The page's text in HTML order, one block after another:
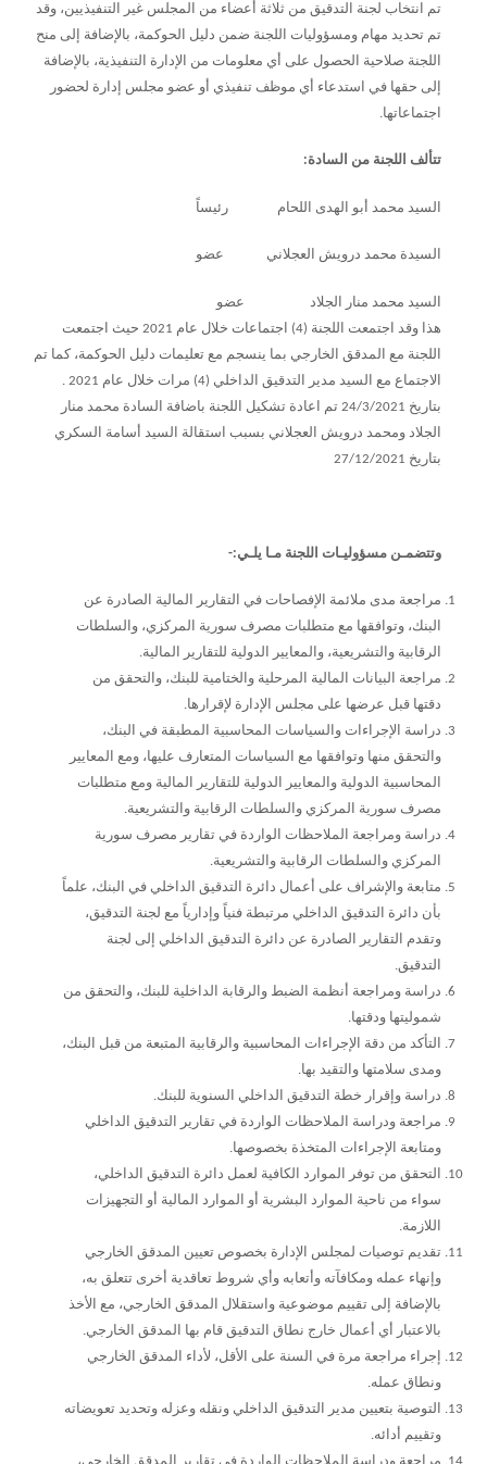
تم انتخاب لجنة التدقيق من ثلاثة أعضاء من المجلس غير التنفيذيين، وقد
تم تحديد مهام ومسؤوليات اللجنة ضمن دليل الحوكمة، بالإضافة إلى منح
اللجنة صلاحية الحصول على أي معلومات من الإدارة التنفيذية، بالإضافة
إلى حقها في استدعاء أي موظف تنفيذي أو عضو مجلس إدارة لحضور
اجتماعاتها.
تتألف اللجنة من السادة:
السيد محمد أبو الهدى اللحام رئيساً
السيدة محمد درويش العجلاني عضو
السيد محمد منار الجلاد عضو
هذا وقد اجتمعت اللجنة (4) اجتماعات خلال عام 2021 حيث اجتمعت
اللجنة مع المدقق الخارجي بما ينسجم مع تعليمات دليل الحوكمة، كما تم
الاجتماع مع السيد مدير التدقيق الداخلي (4) مرات خلال عام 2021 .
بتاريخ 24/3/2021 تم اعادة تشكيل اللجنة باضافة السادة محمد منار
الجلاد ومحمد درويش العجلاني بسبب استقالة السيد أسامة السكري
بتاريخ 27/12/2021
وتتضمـن مسؤوليـات اللجنة مـا يلـي:-
مراجعة مدى ملائمة الإفصاحات في التقارير المالية الصادرة عن
البنك، وتوافقها مع متطلبات مصرف سورية المركزي، والسلطات
الرقابية والتشريعية، والمعايير الدولية للتقارير المالية.
مراجعة البيانات المالية المرحلية والختامية للبنك، والتحقق من
دقتها قبل عرضها على مجلس الإدارة لإقرارها.
دراسة الإجراءات والسياسات المحاسبية المطبقة في البنك،
والتحقق منها وتوافقها مع السياسات المتعارف عليها، ومع المعايير
المحاسبية الدولية والمعايير الدولية للتقارير المالية ومع متطلبات
مصرف سورية المركزي والسلطات الرقابية والتشريعية.
دراسة ومراجعة الملاحظات الواردة في تقارير مصرف سورية
المركزي والسلطات الرقابية والتشريعية.
متابعة والإشراف على أعمال دائرة التدقيق الداخلي في البنك، علماً
بأن دائرة التدقيق الداخلي مرتبطة فنياً وإدارياً مع لجنة التدقيق،
وتقدم التقارير الصادرة عن دائرة التدقيق الداخلي إلى لجنة
التدقيق.
دراسة ومراجعة أنظمة الضبط والرقابة الداخلية للبنك، والتحقق من
شموليتها ودقتها.
التأكد من دقة الإجراءات المحاسبية والرقابية المتبعة من قبل البنك،
ومدى سلامتها والتقيد بها.
دراسة وإقرار خطة التدقيق الداخلي السنوية للبنك.
مراجعة ودراسة الملاحظات الواردة في تقارير التدقيق الداخلي
ومتابعة الإجراءات المتخذة بخصوصها.
التحقق من توفر الموارد الكافية لعمل دائرة التدقيق الداخلي،
سواء من ناحية الموارد البشرية أو الموارد المالية أو التجهيزات
اللازمة.
تقديم توصيات لمجلس الإدارة بخصوص تعيين المدقق الخارجي
وإنهاء عمله ومكافآته وأتعابه وأي شروط تعاقدية أخرى تتعلق به،
بالإضافة إلى تقييم موضوعية واستقلال المدقق الخارجي، مع الأخذ
بالاعتبار أي أعمال خارج نطاق التدقيق قام بها المدقق الخارجي.
إجراء مراجعة مرة في السنة على الأقل، لأداء المدقق الخارجي
ونطاق عمله.
التوصية بتعيين مدير التدقيق الداخلي ونقله وعزله وتحديد تعويضاته
وتقييم أدائه.